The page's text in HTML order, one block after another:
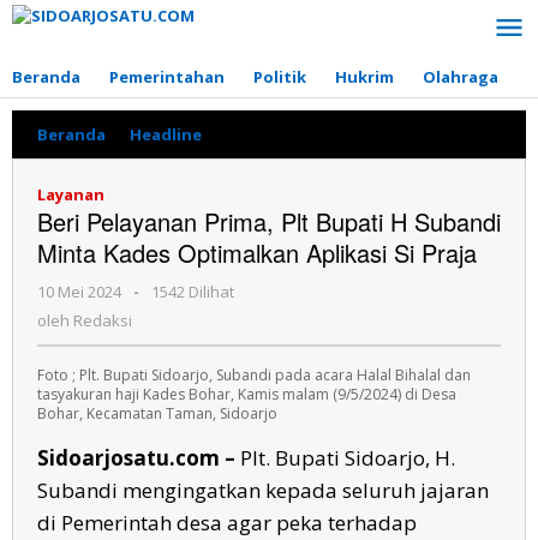
Lewati
Beranda
Pemerintahan Politik Hukrim Olahraga
Beranda Headline
Pelayanan
Bupati
H
Minta
Optimalkan
Si
Praja
Layanan
Beri Pelayanan Prima, Plt Bupati H Subandi
Minta Kades Optimalkan Aplikasi Si Praja
10 Mei 2024
oleh
-
1542 Dilihat
oleh Redaksi
Foto ; Plt. Bupati Sidoarjo, Subandi pada acara Halal Bihalal dan
tasyakuran haji Kades Bohar, Kamis malam (9/5/2024) di Desa
Bohar, Kecamatan Taman, Sidoarjo
Sidoarjosatu.com – Plt. Bupati Sidoarjo, H.
Subandi mengingatkan kepada seluruh jajaran
di Pemerintah desa agar peka terhadap